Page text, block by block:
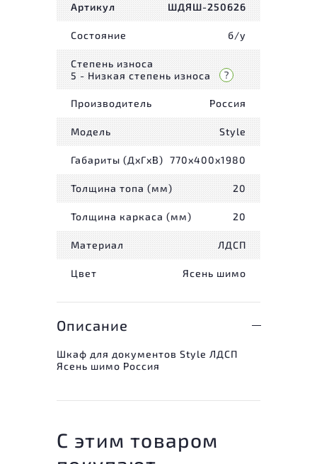
Артикул ШДЯШ-250626
Состояние б/у
Степень износа
5 - Низкая степень износа
Производитель Россия
Модель Style
Габариты (ДxГxВ) 770x400x1980
Толщина топа (мм) 20
Толщина каркаса (мм) 20
Материал ЛДСП
Цвет Ясень шимо
Описание
Шкаф для документов Style ЛДСП
Ясень шимо Россия
С этим товаром